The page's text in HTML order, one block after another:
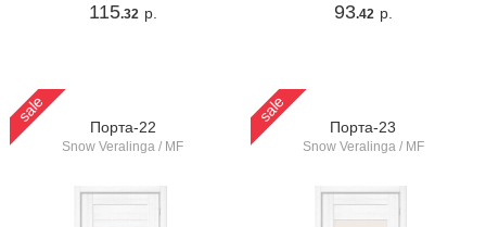
115.32 р. 93.42 р.
sale
Порта-22
Snow Veralinga / MF
sale
Порта-23
Snow Veralinga / MF